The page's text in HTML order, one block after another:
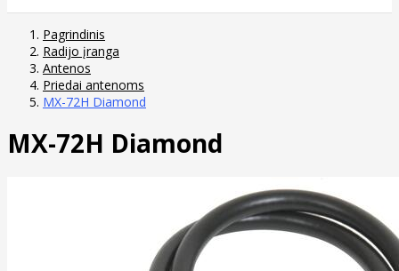
Pagrindinis
Radijo įranga
Antenos
Priedai antenoms
MX-72H Diamond
MX-72H Diamond